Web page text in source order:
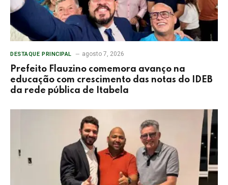
DESTAQUE PRINCIPAL agosto 7, 2026
Prefeito Flauzino comemora avanço na
educação com crescimento das notas do IDEB
da rede pública de Itabela